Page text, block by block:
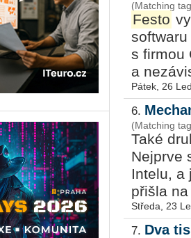
(Matching
Festo
softwaru
s firmou
a
Pátek, 26
6.
(Matching
Také
Nejprve
Intelu, a
přišla
Středa, 23
7. Dva